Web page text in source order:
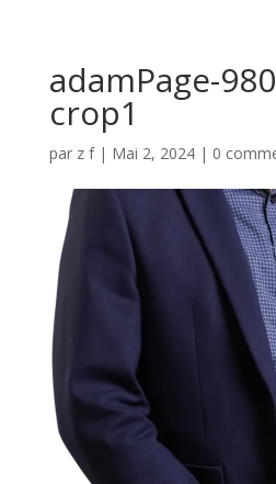
adamPage-
crop1
par z f| Mai 2, 2024| 0